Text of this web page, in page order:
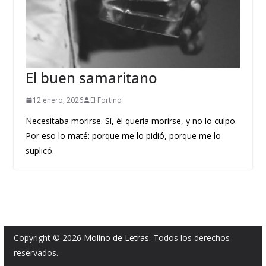
El buen samaritano
12 enero, 2026 El Fortino
Necesitaba morirse. Sí, él quería morirse, y no lo culpo.
Por eso lo maté: porque me lo pidió, porque me lo
suplicó.
Copyright © 2026 Molino de Letras. Todos los derechos
reservados.